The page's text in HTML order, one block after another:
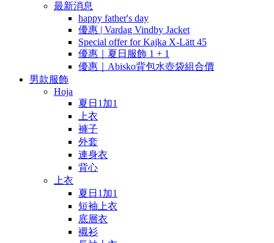
最新消息
happy father's day
優惠 | Vardag Vindby Jacket
Special offer for Kajka X-Lätt 45
優惠｜夏日服飾 1 + 1
優惠｜Abisko背包水壺袋組合價
男款服飾
Hoja
夏日1加1
上衣
褲子
外套
連身衣
背心
上衣
夏日1加1
短袖上衣
底層衣
襯衫